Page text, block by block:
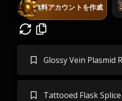
無料アカウントを作成
Glossy Vein Plasmid
Tattooed Flask